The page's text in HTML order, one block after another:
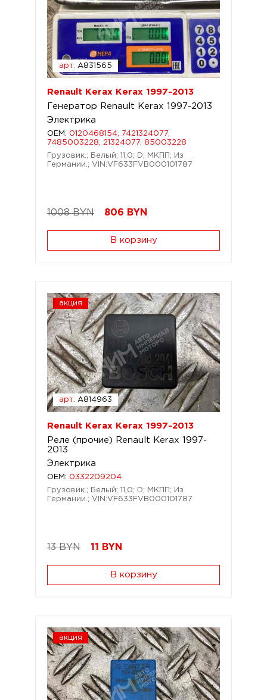
арт. A831565
Renault Kerax Kerax 1997-2013
Генератор Renault Kerax 1997-2013
Электрика
OEM: 0120468154, 7421324077,
7485003228, 21324077, 85003228
Грузовик.; Белый; 11,0; D; МКПП; Из
Германии.; VIN:VF633FVB000101787
1008 BYN 806 BYN
В корзину
акция
арт. A814963
Renault Kerax Kerax 1997-2013
Реле (прочие) Renault Kerax 1997-
2013
Электрика
OEM: 0332209204
Грузовик.; Белый; 11,0; D; МКПП; Из
Германии.; VIN:VF633FVB000101787
13 BYN 11 BYN
В корзину
акция